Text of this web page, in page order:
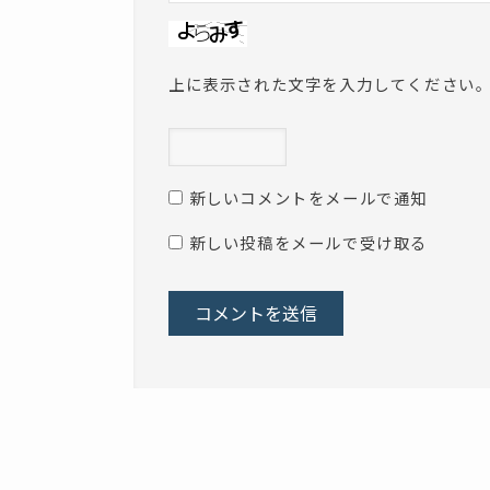
上に表示された文字を入力してください
新しいコメントをメールで通知
新しい投稿をメールで受け取る